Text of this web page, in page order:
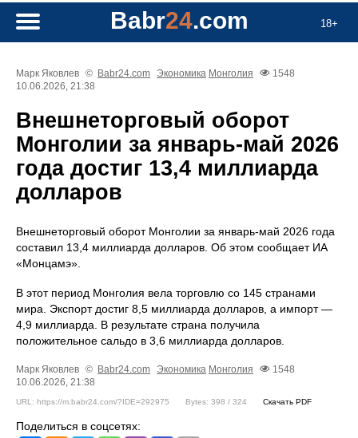
18+
Babr24.com
Марк Яковлев © Babr24.com Экономика Монголия
1548
10.06.2026, 21:38
Внешнеторговый оборот
Монголии за январь-май 2026
года достиг 13,4 миллиарда
долларов
Внешнеторговый оборот Монголии за январь-май 2026 года
составил 13,4 миллиарда долларов. Об этом сообщает ИА
«Монцамэ».
В этот период Монголия вела торговлю со 145 странами
мира. Экспорт достиг 8,5 миллиарда долларов, а импорт —
4,9 миллиарда. В результате страна получила
положительное сальдо в 3,6 миллиарда долларов.
Марк Яковлев © Babr24.com Экономика Монголия
1548
10.06.2026, 21:38
URL: https://m.babr24.com/?IDE=292975 Bytes: 398 / 324 Скачать PDF
Поделиться в соцсетях: